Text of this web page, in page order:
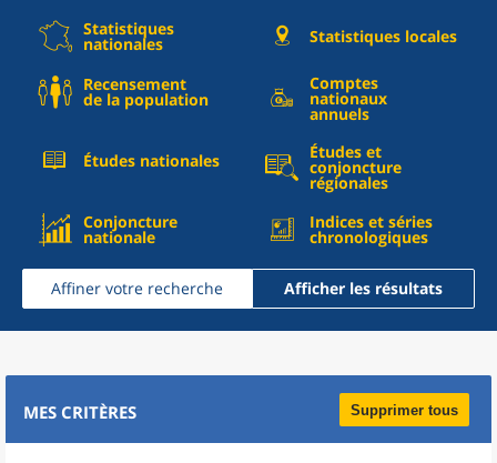
Statistiques
nationales Statistiques locales
Recensement
de la population
Comptes
nationaux
annuels
Études nationales Études et
conjoncture
régionales
Conjoncture
nationale
Indices et séries
chronologiques
Affiner votre recherche Afficher les résultats
MES CRITÈRES Supprimer tous